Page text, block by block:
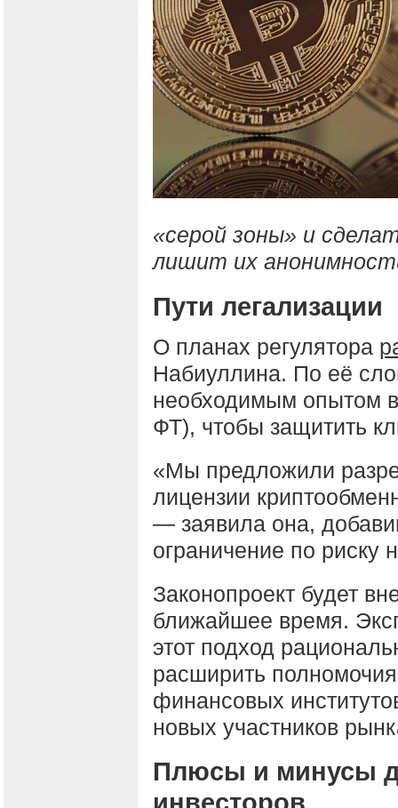
«серой зоны» и
лишит их
Пути легализации
О планах регулятора
Набиуллина. По её
необходимым опытом
ФТ), чтобы защитить
«Мы предложили
лицензии
— заявила она,
ограничение по риску
Законопроект будет
ближайшее время.
этот подход
расширить
финансовых
новых участников
Плюсы и минусы